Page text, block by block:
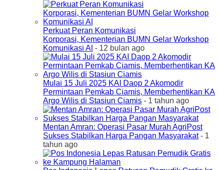
Perkuat Peran Komunikasi
Korporasi, Kementerian BUMN Gelar Workshop
Komunikasi AI - 12 bulan ago
Mulai 15 Juli 2025 KAI Daop 2 Akomodir
Permintaan Pemkab Ciamis, Memberhentikan KA
Argo Wilis di Stasiun Ciamis - 1 tahun ago
Mentan Amran: Operasi Pasar Murah AgriPost
Sukses Stabilkan Harga Pangan Masyarakat- 1
tahun ago